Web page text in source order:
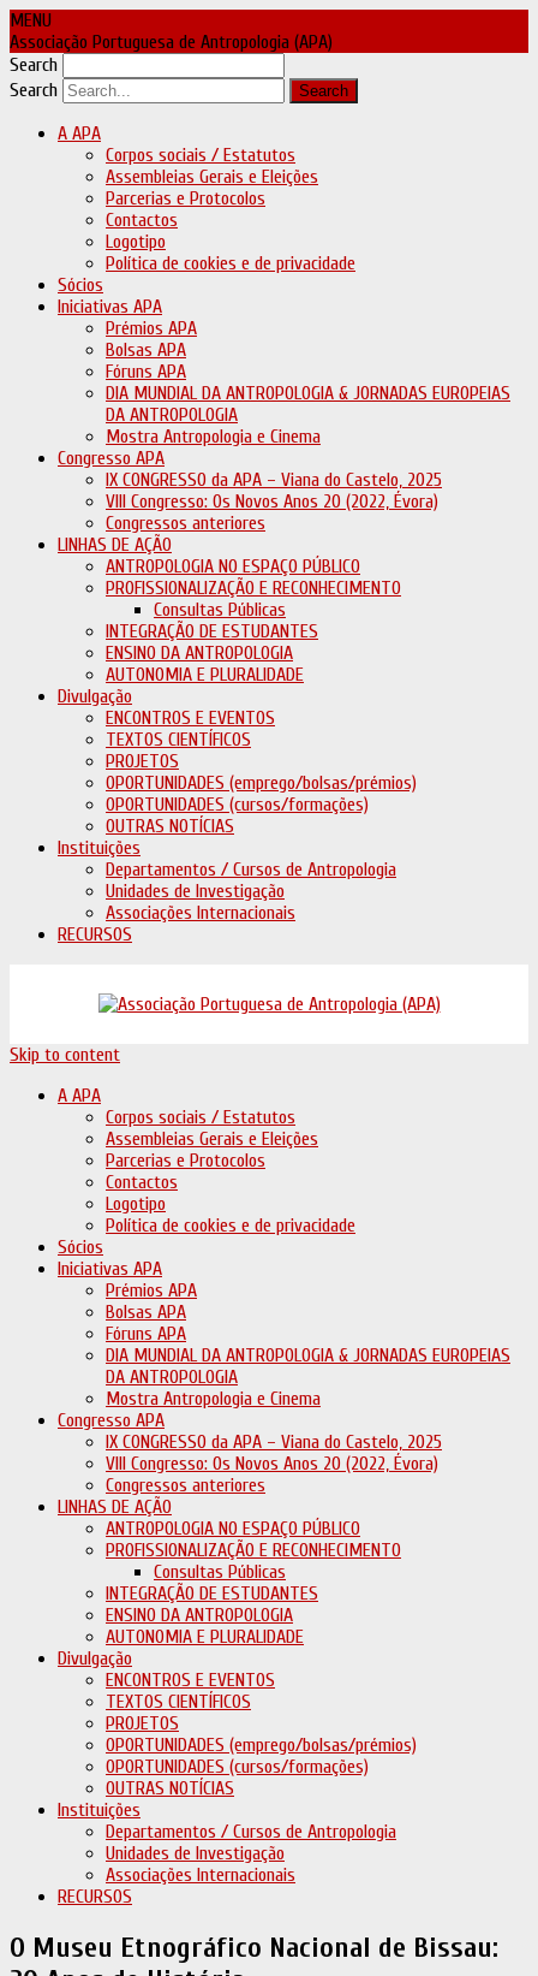
MENU
Associação Portuguesa de Antropologia (APA)
Search
Search
A APA
Corpos sociais / Estatutos
Assembleias Gerais e Eleições
Parcerias e Protocolos
Contactos
Logotipo
Política de cookies e de privacidade
Sócios
Iniciativas APA
Prémios APA
Bolsas APA
Fóruns APA
DIA MUNDIAL DA ANTROPOLOGIA & JORNADAS EUROPEIAS
DA ANTROPOLOGIA
Mostra Antropologia e Cinema
Congresso APA
IX CONGRESSO da APA – Viana do Castelo, 2025
VIII Congresso: Os Novos Anos 20 (2022, Évora)
Congressos anteriores
LINHAS DE AÇÃO
ANTROPOLOGIA NO ESPAÇO PÚBLICO
PROFISSIONALIZAÇÃO E RECONHECIMENTO
Consultas Públicas
INTEGRAÇÃO DE ESTUDANTES
ENSINO DA ANTROPOLOGIA
AUTONOMIA E PLURALIDADE
Divulgação
ENCONTROS E EVENTOS
TEXTOS CIENTÍFICOS
PROJETOS
OPORTUNIDADES (emprego/bolsas/prémios)
OPORTUNIDADES (cursos/formações)
OUTRAS NOTÍCIAS
Instituições
Departamentos / Cursos de Antropologia
Unidades de Investigação
Associações Internacionais
RECURSOS
Skip to content
A APA
Corpos sociais / Estatutos
Assembleias Gerais e Eleições
Parcerias e Protocolos
Contactos
Logotipo
Política de cookies e de privacidade
Sócios
Iniciativas APA
Prémios APA
Bolsas APA
Fóruns APA
DIA MUNDIAL DA ANTROPOLOGIA & JORNADAS EUROPEIAS
DA ANTROPOLOGIA
Mostra Antropologia e Cinema
Congresso APA
IX CONGRESSO da APA – Viana do Castelo, 2025
VIII Congresso: Os Novos Anos 20 (2022, Évora)
Congressos anteriores
LINHAS DE AÇÃO
ANTROPOLOGIA NO ESPAÇO PÚBLICO
PROFISSIONALIZAÇÃO E RECONHECIMENTO
Consultas Públicas
INTEGRAÇÃO DE ESTUDANTES
ENSINO DA ANTROPOLOGIA
AUTONOMIA E PLURALIDADE
Divulgação
ENCONTROS E EVENTOS
TEXTOS CIENTÍFICOS
PROJETOS
OPORTUNIDADES (emprego/bolsas/prémios)
OPORTUNIDADES (cursos/formações)
OUTRAS NOTÍCIAS
Instituições
Departamentos / Cursos de Antropologia
Unidades de Investigação
Associações Internacionais
RECURSOS
O Museu Etnográfico Nacional de Bissau: